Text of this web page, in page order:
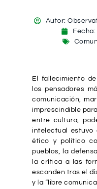
Autor:
Fecha:
El fallecimiento
los pensadores
comunicación,
imprescindible
entre cultura,
intelectual estuvo
ético y político
pueblos, la
la crítica a las
esconden tras el
y la “libre